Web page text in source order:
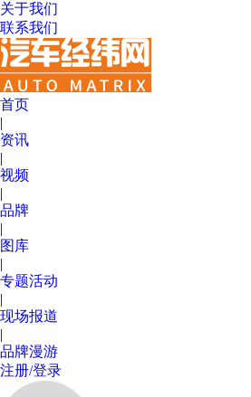
关于我们
联系我们
首页
|
资讯
|
视频
|
品牌
|
图库
|
专题活动
|
现场报道
|
品牌漫游
注册/登录